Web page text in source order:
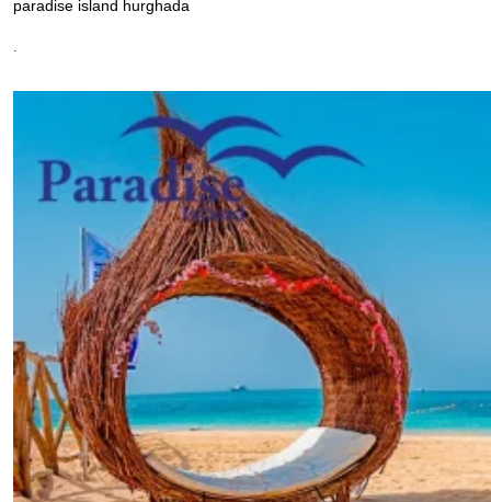
paradise island hurghada